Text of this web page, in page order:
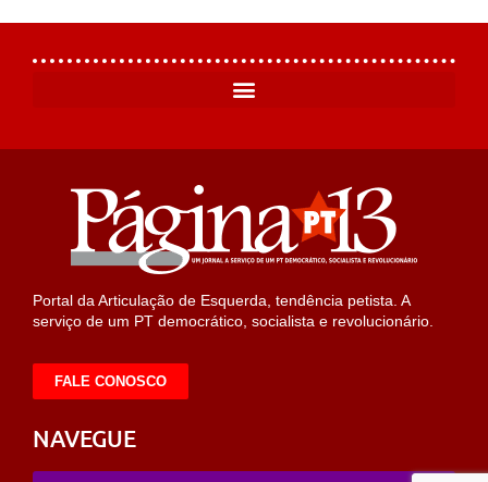
Portal da Articulação de Esquerda, tendência petista. A
serviço de um PT democrático, socialista e revolucionário.
FALE CONOSCO
NAVEGUE